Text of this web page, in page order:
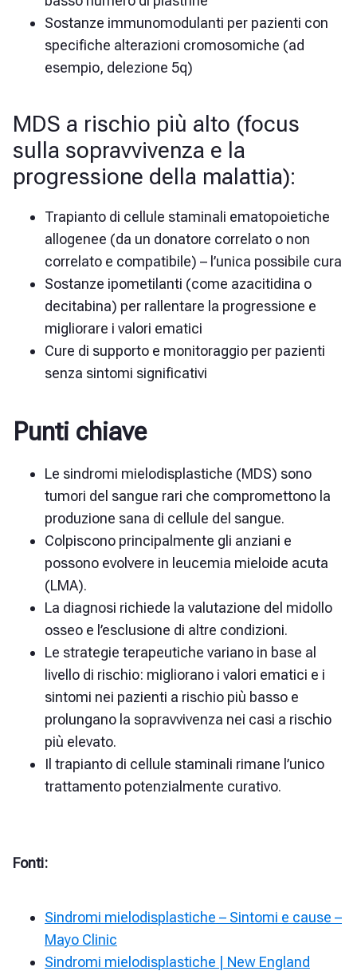
Sostanze immunomodulanti per pazienti con
specifiche alterazioni cromosomiche (ad
esempio, delezione 5q)
MDS a rischio più alto (focus
sulla sopravvivenza e la
progressione della malattia):
Trapianto di cellule staminali ematopoietiche
allogenee (da un donatore correlato o non
correlato e compatibile) – l’unica possibile cura
Sostanze ipometilanti (come azacitidina o
decitabina) per rallentare la progressione e
migliorare i valori ematici
Cure di supporto e monitoraggio per pazienti
senza sintomi significativi
Punti chiave
Le sindromi mielodisplastiche (MDS) sono
tumori del sangue rari che compromettono la
produzione sana di cellule del sangue.
Colpiscono principalmente gli anziani e
possono evolvere in leucemia mieloide acuta
(LMA).
La diagnosi richiede la valutazione del midollo
osseo e l’esclusione di altre condizioni.
Le strategie terapeutiche variano in base al
livello di rischio: migliorano i valori ematici e i
sintomi nei pazienti a rischio più basso e
prolungano la sopravvivenza nei casi a rischio
più elevato.
Il trapianto di cellule staminali rimane l’unico
trattamento potenzialmente curativo.
Fonti:
Sindromi mielodisplastiche – Sintomi e cause –
Mayo Clinic
Sindromi mielodisplastiche | New England